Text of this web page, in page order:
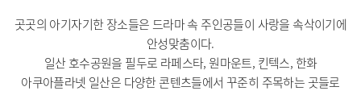
곳곳의 아기자기한 장소들은 드라마 속 주인공들이 사랑을 속삭이기에
안성맞춤이다.
일산 호수공원을 필두로 라페스타, 원마운트, 킨텍스, 한화
아쿠아플라넷 일산은 다양한 콘텐츠들에서 꾸준히 주목하는 곳들로